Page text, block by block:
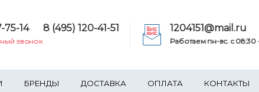
75-14 8 (495) 120-41-51
звонок
1204151@mail.ru
Работаем пн-вс. c 08:30
БРЕНДЫ ДОСТАВКА ОПЛАТА КОНТАКТЫ